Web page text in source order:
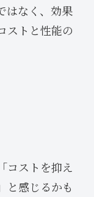
はなく、効果
ストと性能の
コストを抑え
と感じるかも